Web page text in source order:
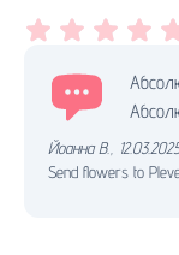
Йоанна В.
Send flowers to